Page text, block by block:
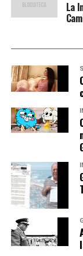
Otra área
notable es en
analizar datos
de IA pueden
necesidades
mejora los
reduce los
La Dra. Ana
explicó que “la
IA es la
Estamos viendo
efectivos y
La